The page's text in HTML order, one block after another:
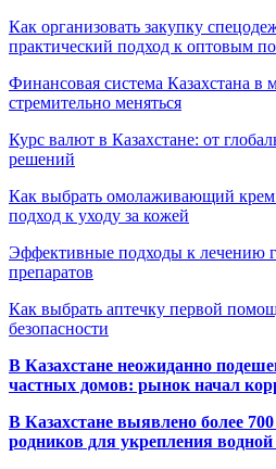
Как организовать закупку
практический подход к оптовым
Финансовая система Казахстана в
стремительно меняться
Курс валют в Казахстане: от
решений
Как выбрать омолаживающий
подход к уходу за кожей
Эффективные подходы к лечению
препаратов
Как выбрать аптечку первой
безопасности
В Казахстане неожиданно
частных домов: рынок начал
В Казахстане выявлено более
родников для укрепления водной